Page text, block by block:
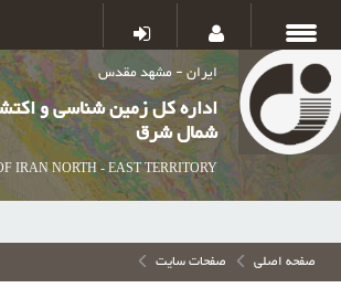
ایران - مشهد مقدس
اداره کل زمین شناسی و
شمال شرق
IRAN NORTH - EAST TERRITORY
صفحه اصلی صفحات سایت